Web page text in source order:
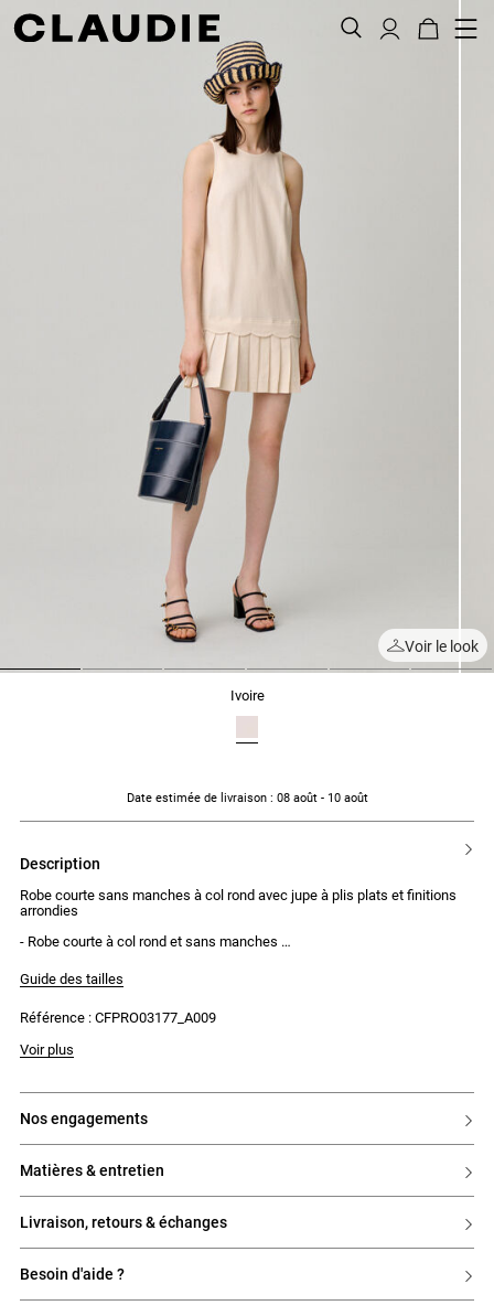
Voir le look
ivoire
Date estimée de livraison: 08 août - 10 août
description
Robe courte sans manches à col rond avec jupe à plis plats et finitions
arrondies
- Robe courte à col rond et sans manches
- Coupe droite
- Jupe avec plis plats
- Fermeture par deux liens à nouer dans le dos
Guide des tailles
Référence : CFPRO03177_A009
Voir plus
nos engagements
matières & entretien
livraison, retours & échanges
besoin d'aide ?